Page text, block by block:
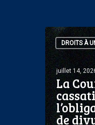
DROITS À
La
Cour
de
cassation
confirme
l’obligation
stricte
juillet 14,
La
de